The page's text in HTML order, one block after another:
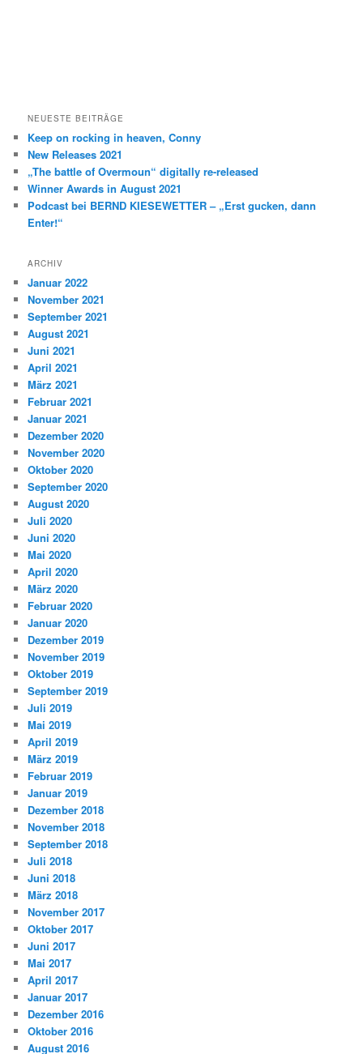
NEUESTE BEITRÄGE
Keep on rocking in heaven, Conny
New Releases 2021
„The battle of Overmoun“ digitally re-released
Winner Awards in August 2021
Podcast bei BERND KIESEWETTER – „Erst gucken, dann
Enter!“
ARCHIV
Januar 2022
November 2021
September 2021
August 2021
Juni 2021
April 2021
März 2021
Februar 2021
Januar 2021
Dezember 2020
November 2020
Oktober 2020
September 2020
August 2020
Juli 2020
Juni 2020
Mai 2020
April 2020
März 2020
Februar 2020
Januar 2020
Dezember 2019
November 2019
Oktober 2019
September 2019
Juli 2019
Mai 2019
April 2019
März 2019
Februar 2019
Januar 2019
Dezember 2018
November 2018
September 2018
Juli 2018
Juni 2018
März 2018
November 2017
Oktober 2017
Juni 2017
Mai 2017
April 2017
Januar 2017
Dezember 2016
Oktober 2016
August 2016